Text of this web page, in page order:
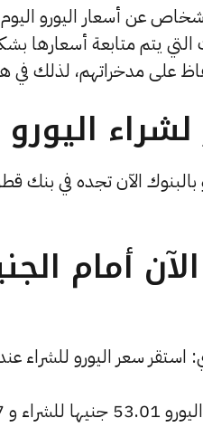
التي يتم متابعة أسعارها
على مدخراتهم، لذلك في
اليورو
أمام
للشراء عند 53.02 جنيها، وللبيع عند 53.17
للبيع.